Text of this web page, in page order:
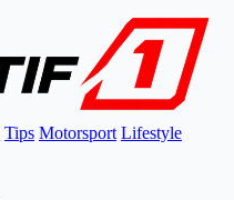
Tips Motorsport Lifestyle